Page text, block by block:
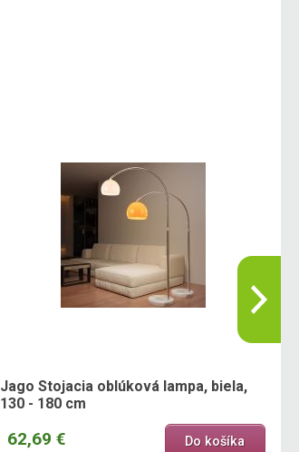
Jago Stojacia oblúková lampa, biela,
130 - 180 cm
62,69 € Do košíka